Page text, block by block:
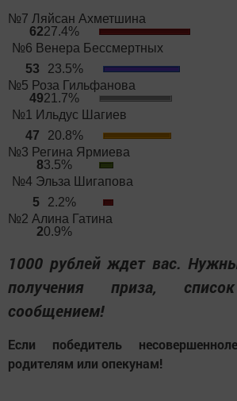
№7 Ляйсан Ахметшина
6227.4%
№6 Венера Бессмертных
53
23.5%
№5 Роза Гильфанова
4921.7%
№1 Ильдус Шагиев
47
20.8%
№3 Регина Ярмиева
83.5%
№4 Эльза Шигапова
5
2.2%
№2 Алина Гатина
20.9%
1000 рублей ждет вас.
получения приза,
сообщением!
Если победитель
родителям или опекунам!